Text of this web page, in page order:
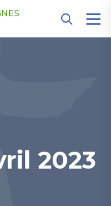
2023